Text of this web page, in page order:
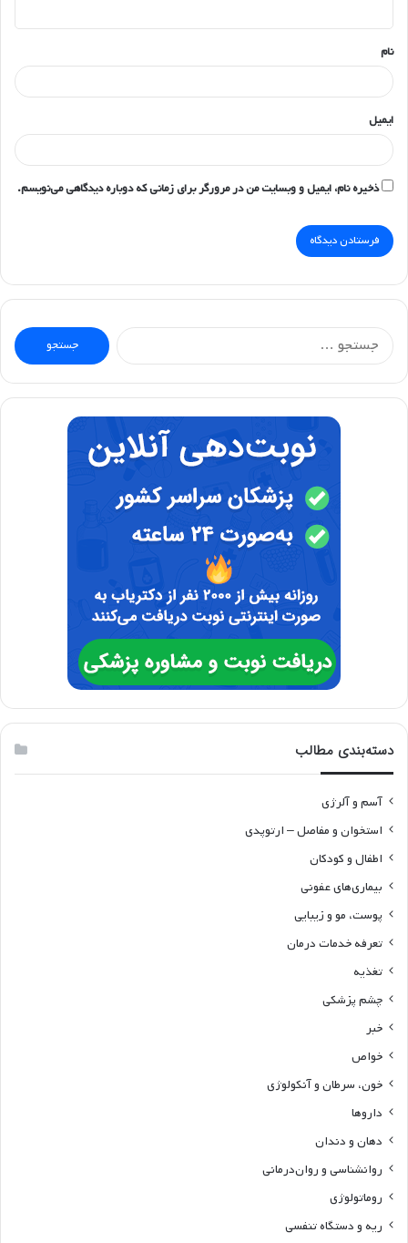
*
نام
ایمیل
ذخیره نام، ایمیل و وبسایت من در مرورگر برای زمانی که دوباره دیدگاهی می‌نویسم.
جستجو
برای:
دسته‌بندی مطالب
آسم و آلرژی
استخوان و مفاصل – ارتوپدی
اطفال و کودکان
بیماری‌های عفونی
پوست، مو و زیبایی
تعرفه خدمات درمان
تغذیه
چشم پزشکی
خبر
خواص
خون، سرطان و آنکولوژی
داروها
دهان و دندان
روانشناسی و روان‌درمانی
روماتولوژی
ریه و دستگاه تنفسی